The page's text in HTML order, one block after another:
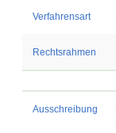
Verfahrensart
Rechtsrahmen
Ausschreibung